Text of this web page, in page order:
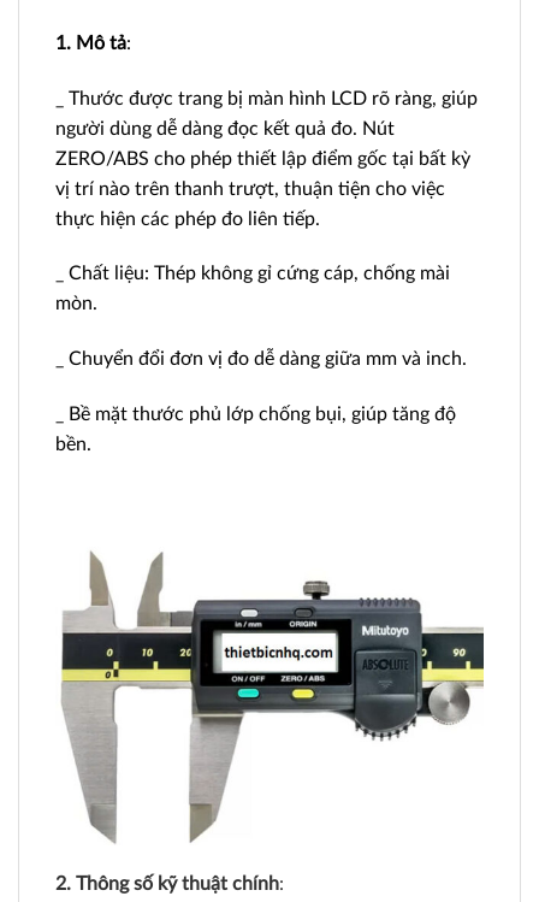
1. Mô tả:
_ Thước được trang bị màn hình LCD rõ ràng, giúp
người dùng dễ dàng đọc kết quả đo. Nút
ZERO/ABS cho phép thiết lập điểm gốc tại bất kỳ
vị trí nào trên thanh trượt, thuận tiện cho việc
thực hiện các phép đo liên tiếp.
_ Chất liệu: Thép không gỉ cứng cáp, chống mài
mòn.
_ Chuyển đổi đơn vị đo dễ dàng giữa mm và inch.
Bề mặt thước phủ lớp chống bụi, giúp tăng độ
bền.
2. Thông số kỹ thuật chính: